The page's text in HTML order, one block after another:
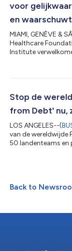
voor
en
MIAMI, GENÈVE &
Healthcare
Institute
worden
Benefit-Sharing
Stop de
from Debt' nu,
LOS ANGELES--(
van de wereldwijde
50 landenteams en
verhindert dat
onderwijs en
Onrechtvaardige
Back to